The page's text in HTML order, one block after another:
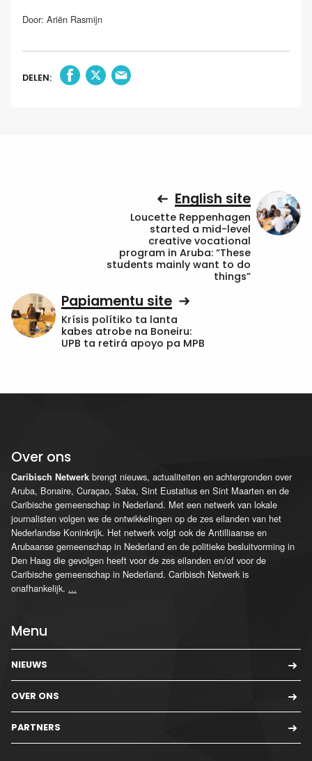
Door: Ariën Rasmijn
DELEN:
English site
Loucette Reppenhagen
started a mid-level
creative vocational
program in Aruba: “These
students mainly want to do
things”
Papiamentu site
Krísis polítiko ta lanta
kabes atrobe na Boneiru:
UPB ta retirá apoyo pa MPB
Over ons
Caribisch Netwerk brengt nieuws, actualiteiten en achtergronden over
Aruba, Bonaire, Curaçao, Saba, Sint Eustatius en Sint Maarten en de
Caribische gemeenschap in Nederland. Met een netwerk van lokale
journalisten volgen we de ontwikkelingen op de zes eilanden van het
Nederlandse Koninkrijk. Het netwerk volgt ook de Antilliaanse en
Arubaanse gemeenschap in Nederland en de politieke besluitvorming in
Den Haag die gevolgen heeft voor de zes eilanden en/of voor de
Caribische gemeenschap in Nederland. Caribisch Netwerk is
onafhankelijk. ...
Menu
NIEUWS
OVER ONS
PARTNERS